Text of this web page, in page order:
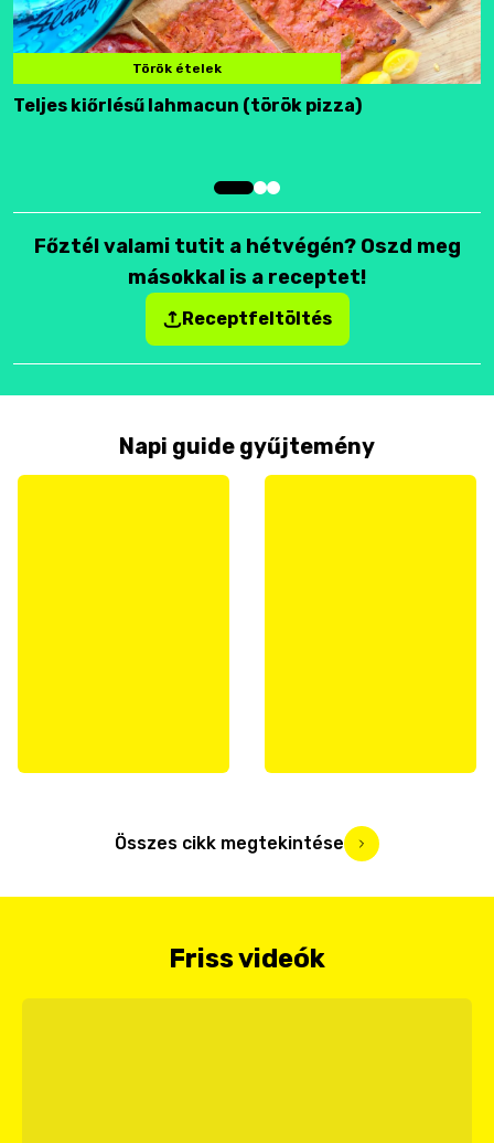
Török ételek
Teljes kiőrlésű lahmacun (török pizza)
Főztél valami tutit a hétvégén? Oszd meg
másokkal is a receptet!
Receptfeltöltés
Napi guide gyűjtemény
Összes cikk megtekintése
Friss videók